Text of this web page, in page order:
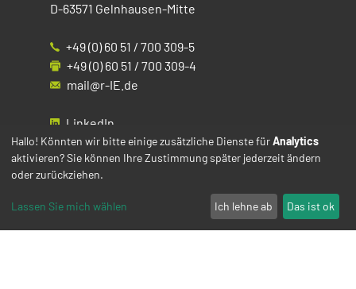
D-63571 Gelnhausen-Mitte
+49 (0) 60 51 / 700 309-5
+49 (0) 60 51 / 700 309-4
mail@r-IE.de
LinkedIn
Instagram
Facebook
YouTube
Hallo! Könnten wir bitte einige zusätzliche Dienste fürAnalytics
aktivieren? Sie können Ihre Zustimmung später jederzeit ändern
oder zurückziehen.
Lassen Sie mich wählen Ich lehne ab Das ist ok